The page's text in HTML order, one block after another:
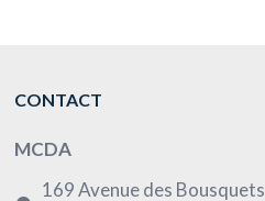
CONTACT
MCDA
169 Avenue des Bousquets